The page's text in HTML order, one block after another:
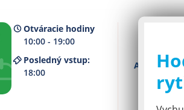
Otváracie hodiny
10:00 - 19:00
Posledný vstup:
18:00
Aktuálne